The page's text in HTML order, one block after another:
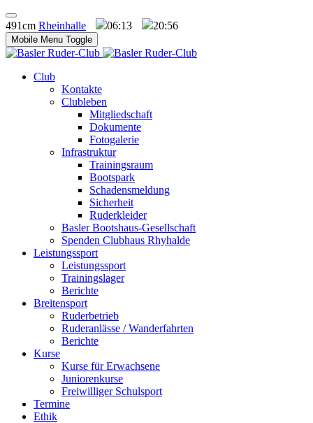
491cm Rheinhalle 06:13 20:56
Mobile Menu Toggle
Club
Kontakte
Clubleben
Mitgliedschaft
Dokumente
Fotogalerie
Infrastruktur
Trainingsraum
Bootspark
Schadensmeldung
Sicherheit
Ruderkleider
Basler Bootshaus-Gesellschaft
Spenden Clubhaus Rhyhalde
Leistungssport
Leistungssport
Trainingslager
Berichte
Breitensport
Ruderbetrieb
Ruderanlässe / Wanderfahrten
Berichte
Kurse
Kurse für Erwachsene
Juniorenkurse
Freiwilliger Schulsport
Termine
Ethik